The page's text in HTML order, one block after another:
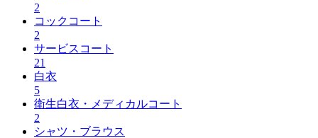
2
コックコート
2
サービスコート
21
白衣
5
衛生白衣・メディカルコート
2
シャツ・ブラウス